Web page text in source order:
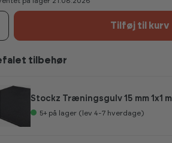
Tilføj til kurv
tilbehør
Stockz Træningsgulv 15 mm 1x1 m
5+ på lager (lev 4-7 hverdage)